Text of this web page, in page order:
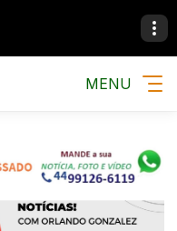
MÚSICA,
MENU